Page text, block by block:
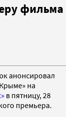
фильма
анонсировал
на
в пятницу, 28
премьера.